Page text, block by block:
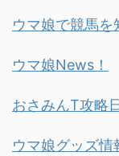
ウマ娘で競馬を
ウマ娘News！
おさみんT攻略
ウマ娘グッズ情